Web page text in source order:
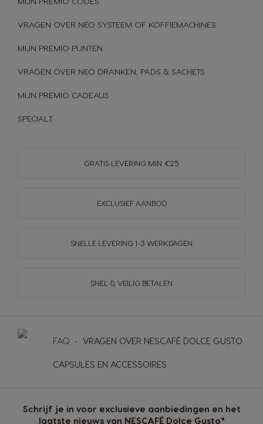
VRAGEN OVER NEO SYSTEEM OF KOFFIEMACHINES
MIJN PREMIO PUNTEN
VRAGEN OVER NEO DRANKEN, PADS & SACHETS
MIJN PREMIO CADEAUS
SPECIAL.T
GRATIS LEVERING MIN. €25
EXCLUSIEF AANBOD
SNELLE LEVERING 1-3 WERKDAGEN
SNEL & VEILIG BETALEN
FAQ VRAGEN OVER NESCAFÉ DOLCE GUSTO
CAPSULES EN ACCESSOIRES
Schrijf je in voor exclusieve aanbiedingen en het
laatste nieuws van NESCAFÉ Dolce Gusto*